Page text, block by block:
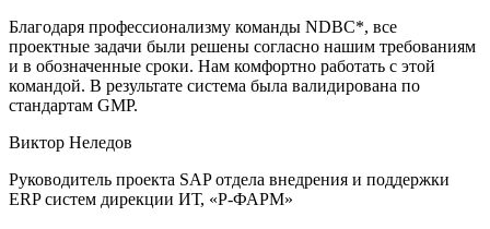
Благодаря профессионализму команды NDBC*, все
проектные задачи были решены согласно нашим требованиям
и в обозначенные сроки. Нам комфортно работать с этой
командой. В результате система была валидирована по
стандартам GMP.
Виктор Неледов
Руководитель проекта SAP отдела внедрения и поддержки
ERP систем дирекции ИТ, «Р-ФАРМ»